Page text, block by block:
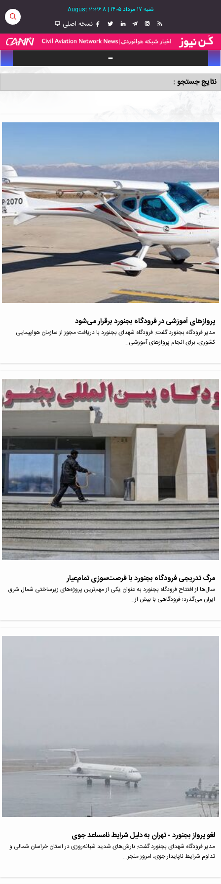
شنبه ۱۷ مرداد ۱۴۰۵ |
8 August 2026
نسخه اصلی
نتایج جستجو :
پروازهای آموزشی در فرودگاه بجنورد برقرار می‌شود
مدیر فرودگاه بجنورد گفت: فرودگاه شهدای بجنورد با دریافت مجوز از سازمان هواپیمایی
کشوری، برای انجام پروازهای آموزشی…
مرگ تدریجی فرودگاه بجنورد با فرصت‌سوزی تمام‌عیار
سال‌ها از افتتاح فرودگاه بجنورد به عنوان یکی از مهم‌ترین پروژه‌های زیرساختی شمال شرق
ایران می‌گذرد؛ فرودگاهی با بیش از…
لغو پرواز بجنورد - تهران به دلیل شرایط نامساعد جوی
مدیر فرودگاه شهدای بجنورد گفت: بارش‌های شدید شبانه‌روزی در استان خراسان شمالی و
تداوم شرایط ناپایدار جوی، امروز منجر…